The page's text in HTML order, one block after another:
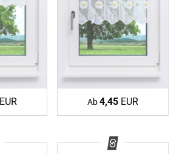
EUR Ab4,45 EUR